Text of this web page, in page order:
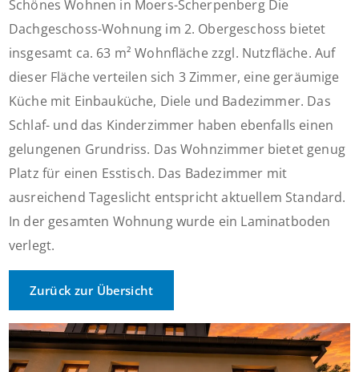
Schönes Wohnen in Moers-Scherpenberg Die
Dachgeschoss-Wohnung im 2. Obergeschoss bietet
insgesamt ca. 63 m² Wohnfläche zzgl. Nutzfläche. Auf
dieser Fläche verteilen sich 3 Zimmer, eine geräumige
Küche mit Einbauküche, Diele und Badezimmer. Das
Schlaf- und das Kinderzimmer haben ebenfalls einen
gelungenen Grundriss. Das Wohnzimmer bietet genug
Platz für einen Esstisch. Das Badezimmer mit
ausreichend Tageslicht entspricht aktuellem Standard.
In der gesamten Wohnung wurde ein Laminatboden
verlegt.
Zurück zur Übersicht